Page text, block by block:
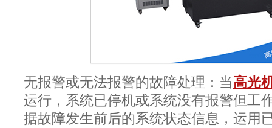
无报警或无法报警的故障处理：当高光
运行，系统已停机或系统没有报警但工
据故障发生前后的系统状态信息，运用